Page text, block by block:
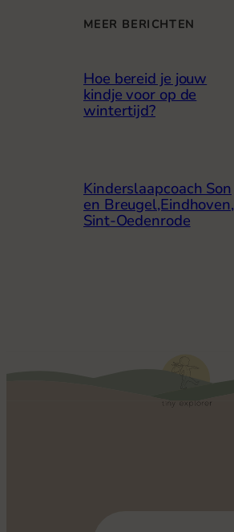
MEER BERICHTEN
Hoe bereid je jouw
kindje voor op de
wintertijd?
Kinderslaapcoach Son
en Breugel,Eindhoven,
Sint-Oedenrode